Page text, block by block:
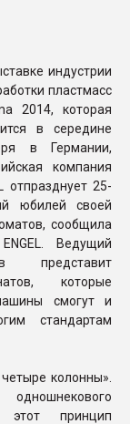
индустрии
пластмасс
2014, которая
в середине
в Германии,
компания
отпразднует 25-
юбилей своей
сообщила
Ведущий
представит
которые
смогут и
стандартам
колонны».
этот принцип